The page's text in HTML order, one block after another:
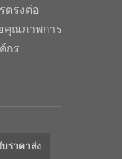
ตรงต่อ
คุณภาพการ
กร
ราคาส่ง